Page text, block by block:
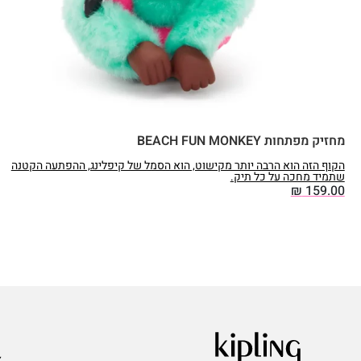
מחזיק מפתחות BEACH FUN MONKEY
הקוף הזה הוא הרבה יותר מקישוט, הוא הסמל של קיפלינג, ההפתעה הקטנה
שתמיד מחכה על כל תיק.
₪159.00